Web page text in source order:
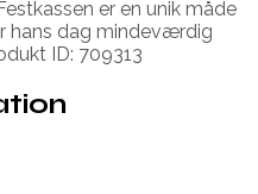
er en unik måde
hans dag mindeværdig
ID: 709313